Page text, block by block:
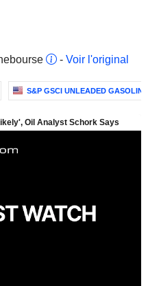
- Voir l'original
S&P GSCI UNLEADED